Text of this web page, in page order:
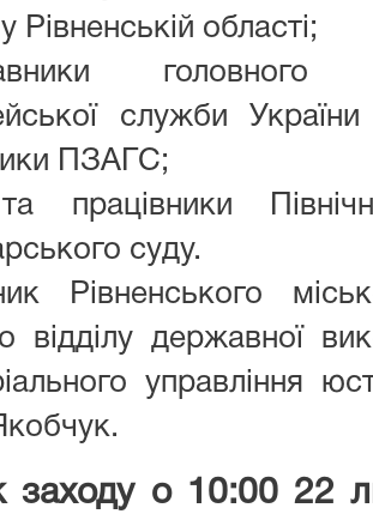
Рівненській області;
головного
служби
ПЗАГС;
працівники
суду.
Рівненського
відділу державної
управління
заходу о 10:00 22